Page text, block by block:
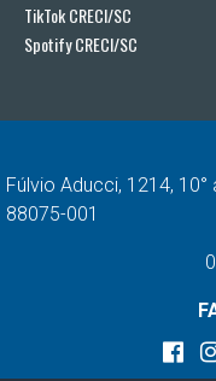
TikTok CRECI/SC
Spotify CRECI/SC
Fúlvio Aducci, 1214,
88075-001